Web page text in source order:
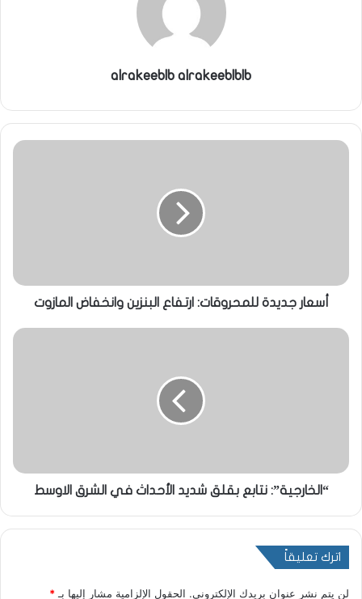
alrakeeblb alrakeeblblb
أسعار جديدة للمحروقات: ارتفاع البنزين وانخفاض المازوت
“الخارجية”: نتابع بقلق شديد الأحداث في الشرق الاوسط
اترك تعليقاً
لن يتم نشر عنوان بريدك الإلكتروني. الحقول الإلزامية مشار إليها بـ*